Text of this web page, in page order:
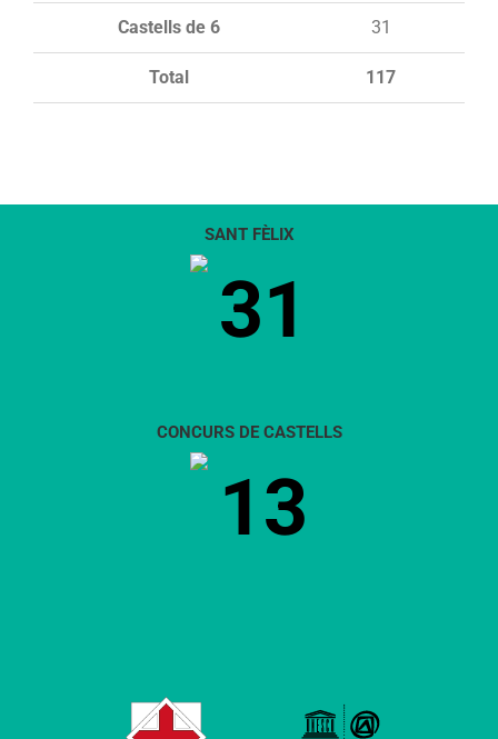
Total 117
Castells de 6 31
SANT FÈLIX
31
CONCURS DE CASTELLS
13